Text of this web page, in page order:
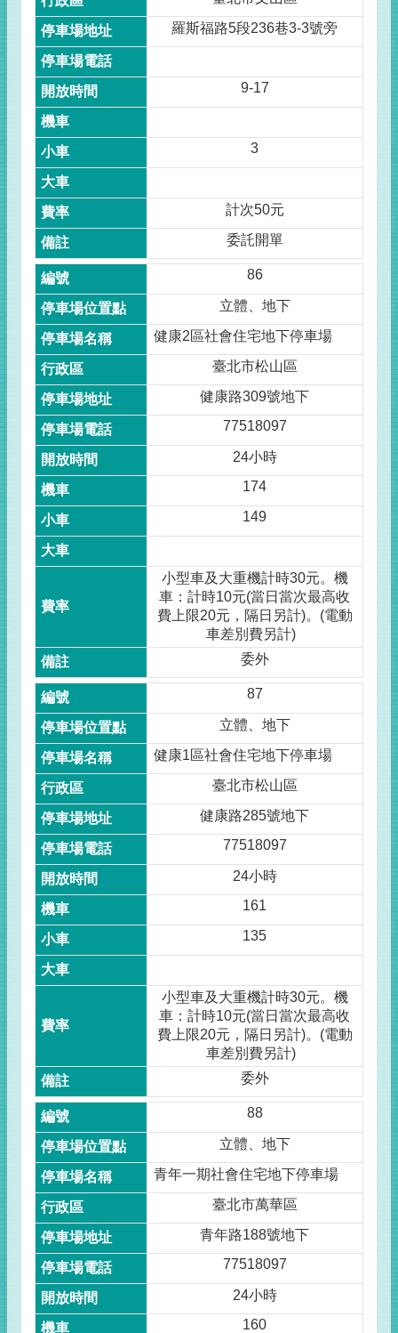
羅斯福路5段236巷3-3號旁
9-17
3
計次50元
委託開單
86
立體、地下
健康2區社會住宅地下停車場
臺北市松山區
健康路309號地下
77518097
24小時
174
149
小型車及大重機計時30元。機
車：計時10元(當日當次最高收
費上限20元，隔日另計)。(電動
車差別費另計)
委外
87
立體、地下
健康1區社會住宅地下停車場
臺北市松山區
健康路285號地下
77518097
24小時
161
135
小型車及大重機計時30元。機
車：計時10元(當日當次最高收
費上限20元，隔日另計)。(電動
車差別費另計)
委外
88
立體、地下
青年一期社會住宅地下停車場
臺北市萬華區
青年路188號地下
77518097
24小時
160